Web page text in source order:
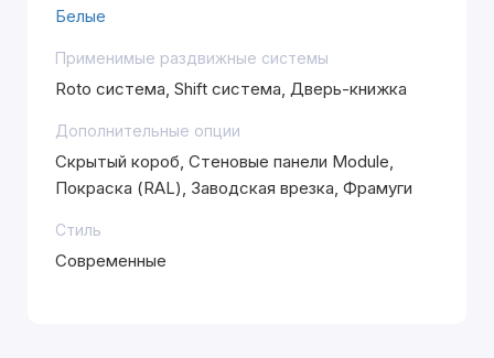
Белые
Применимые раздвижные системы
Roto система, Shift система, Дверь-книжка
Дополнительные опции
Скрытый короб, Стеновые панели Module,
Покраска (RAL), Заводская врезка, Фрамуги
Стиль
Современные